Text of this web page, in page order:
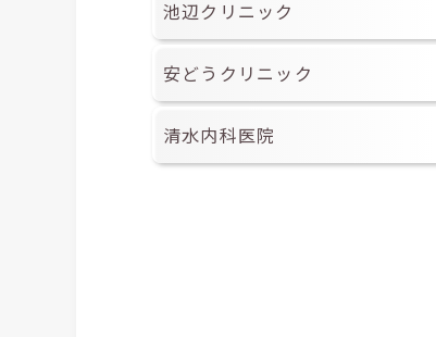
池辺クリニック
安どうクリニック
清水内科医院